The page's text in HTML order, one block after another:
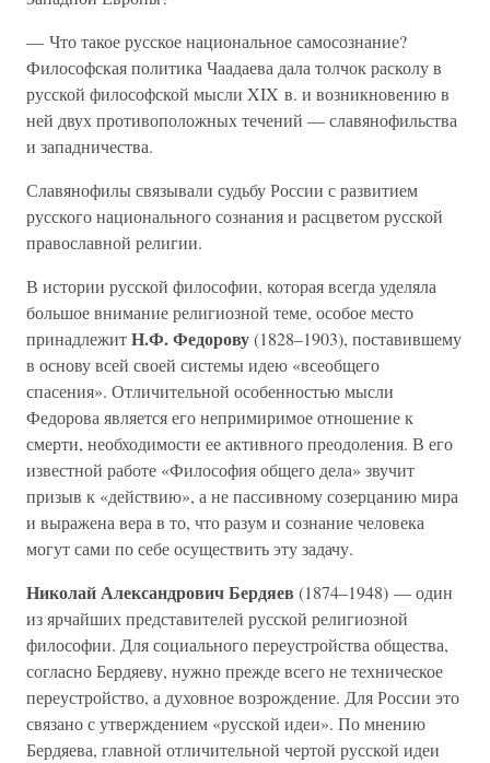
— Что такое русское национальное самосознание?
Философская политика Чаадаева дала толчок расколу в
русской философской мысли XIX в. и возникновению в
ней двух противоположных течений — славянофильства
и западничества.
Славянофилы связывали судьбу России с развитием
русского национального сознания и расцветом русской
православной религии.
В истории русской философии, которая всегда уделяла
большое внимание религиозной теме, особое место
принадлежитН.Ф. Федорову(1828–1903), поставившему
в основу всей своей системы идею «всеобщего
спасения». Отличительной особенностью мысли
Федорова является его непримиримое отношение к
смерти, необходимости ее активного преодоления. В его
известной работе «Философия общего дела» звучит
призыв к «действию», а не пассивному созерцанию мира
и выражена вера в то, что разум и сознание человека
могут сами по себе осуществить эту задачу.
Николай Александрович Бердяев (1874–1948) — один
из ярчайших представителей русской религиозной
философии. Для социального переустройства общества,
согласно Бердяеву, нужно прежде всего не техническое
переустройство, а духовное возрождение. Для России это
связано с утверждением «русской идеи». По мнению
Бердяева, главной отличительной чертой русской идеи